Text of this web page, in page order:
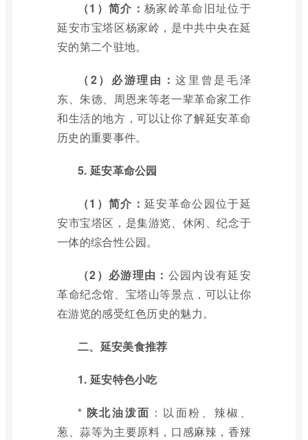
（1）简介：杨家岭革命旧址位于
延安市宝塔区杨家岭，是中共中央在延
安的第二个驻地。
（2）必游理由：这里曾是毛泽
东、朱德、周恩来等老一辈革命家工作
和生活的地方，可以让你了解延安革命
历史的重要事件。
5. 延安革命公园
（1）简介：延安革命公园位于延
安市宝塔区，是集游览、休闲、纪念于
一体的综合性公园。
（2）必游理由： 公园内设有延安
革命纪念馆、宝塔山等景点，可以让你
在游览的感受红色历史的魅力。
二、延安美食推荐
1. 延安特色小吃
* 陕北油泼面 ：以面粉、辣椒、
葱、蒜等为主要原料，口感麻辣，香辣